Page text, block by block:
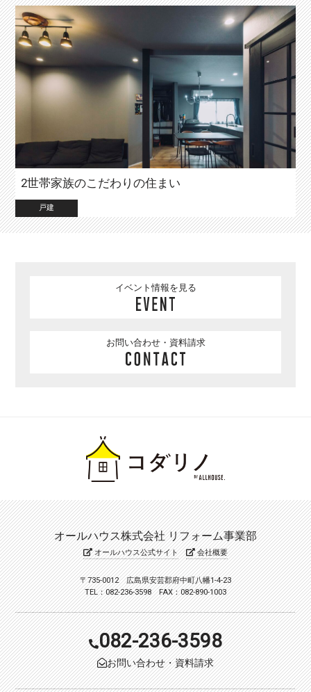
2世帯家族のこだわりの住まい
戸建
イベント情報を見る
お問い合わせ・資料請求
オールハウス株式会社 リフォーム事業部
オールハウス公式サイト 会社概要
〒735-0012 広島県安芸郡府中町八幡1-4-23
TEL：082-236-3598 FAX：082-890-1003
082-236-3598
お問い合わせ・資料請求